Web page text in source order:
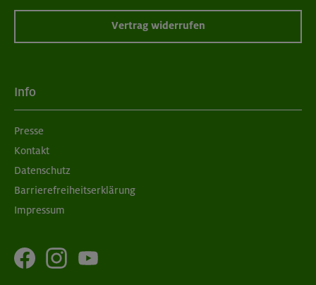
Vertrag widerrufen
Info
Presse
Kontakt
Datenschutz
Barrierefreiheitserklärung
Impressum